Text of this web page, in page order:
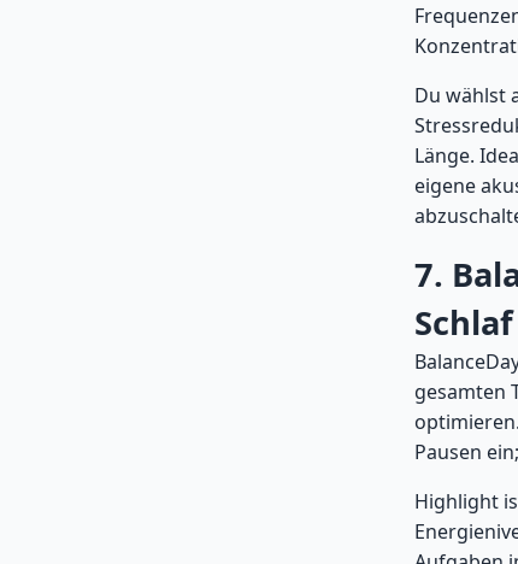
Du wählst
Länge.
eigene
7.
gesamten
Pausen
Highlight